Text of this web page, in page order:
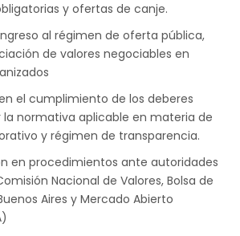
y ofertas de canje.
al régimen de oferta pública,
de valores negociables en
el cumplimiento de los deberes
normativa aplicable en materia de
y régimen de transparencia.
en procedimientos ante autoridades
Nacional de Valores, Bolsa de
Aires y Mercado Abierto